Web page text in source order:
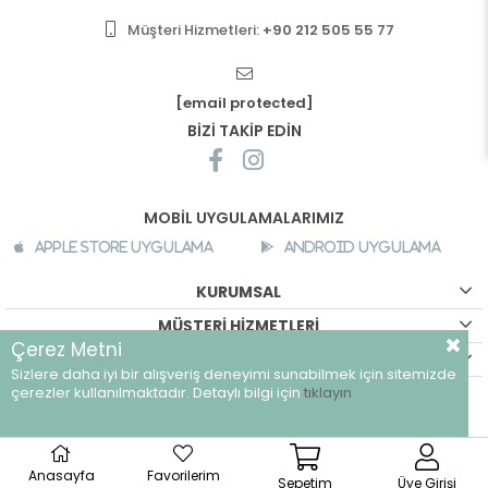
Müşteri Hizmetleri: +90 212 505 55 77
[email protected]
BİZİ TAKİP EDİN
MOBİL UYGULAMALARIMIZ
Apple Store Uygulama Android Uygulama
KURUMSAL
MÜŞTERİ HİZMETLERİ
©breeze.com.tr - Tüm hakları saklıdır.
Anasayfa Favorilerim Sepetim Üye Girişi
Çerez Metni
Sizlere daha iyi bir alışveriş deneyimi sunabilmek için sitemizde
çerezler kullanılmaktadır. Detaylı bilgi için tıklayın